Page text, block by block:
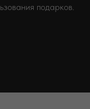
подарков.